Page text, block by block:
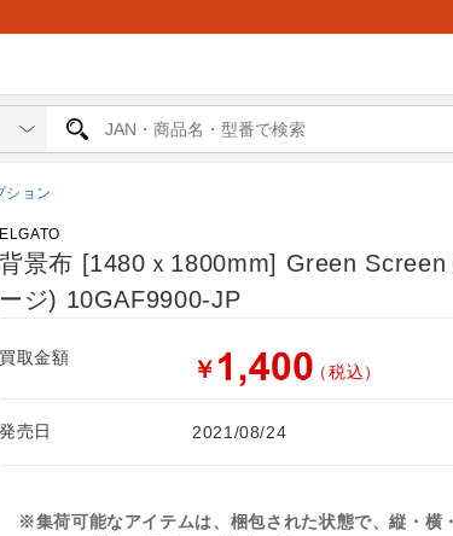
ション
ELGATO
背景布 [1480ｘ1800mm] Green Screen
ージ) 10GAF9900-JP
買取金額 ￥ （税込）
発売日 2021/08/24
※集荷可能なアイテムは、梱包された状態で、縦・横